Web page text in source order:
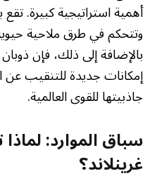
أهمية استراتيجية كبيرة. تقع
وتتحكم في طرق ملاحية
بالإضافة إلى ذلك، فإن
إمكانات جديدة للتنقيب عن
جاذبيتها للقوى العالمية.
سباق الموارد:
غرينلاند؟